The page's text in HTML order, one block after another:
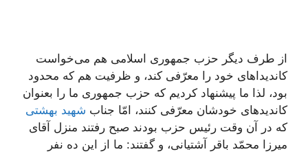
از طرف دیگر حزب جمهورى اسلامى هم مى‌خواست
كاندیداهاى خود را معرّفى كند، و ظرفیت هم كه محدود
بود، لذا ما پیشنهاد كردیم كه حزب جمهورى ما را بعنوان
كاندیدهاى خودشان معرّفى كنند، امّا جناب شهید بهشتى
كه در آن وقت رئیس حزب بودند صبح رفتند منزل آقاى
میرزا محمّد باقر آشتیانى، و گفتند: ما از این ده نفر